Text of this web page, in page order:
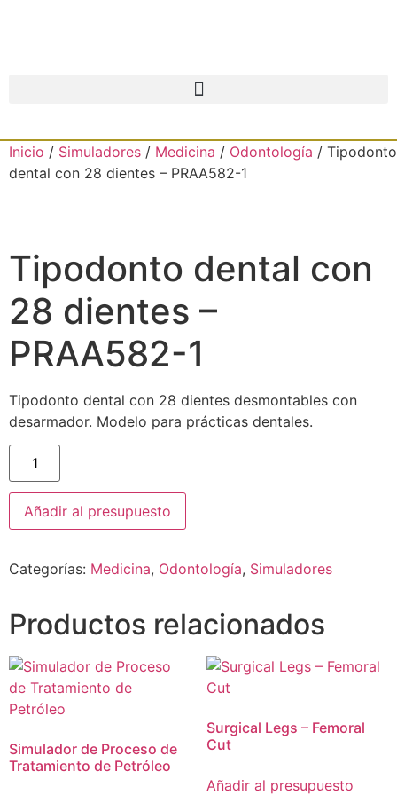
Inicio / Simuladores / Medicina / Odontología / Tipodonto
dental con 28 dientes – PRAA582-1
Tipodonto dental con
28 dientes –
PRAA582-1
Tipodonto dental con 28 dientes desmontables con
desarmador. Modelo para prácticas dentales.
Añadir al presupuesto
Categorías: Medicina, Odontología, Simuladores
Productos relacionados
Simulador de Proceso de
Tratamiento de Petróleo
Surgical Legs – Femoral
Cut
Añadir al presupuesto